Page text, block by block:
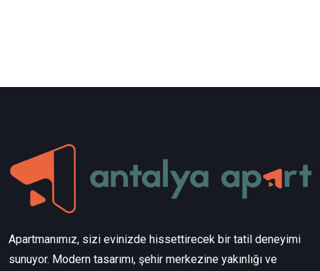
Apartmanımız, sizi evinizde hissettirecek bir tatil deneyimi
sunuyor. Modern tasarımı, şehir merkezine yakınlığı ve